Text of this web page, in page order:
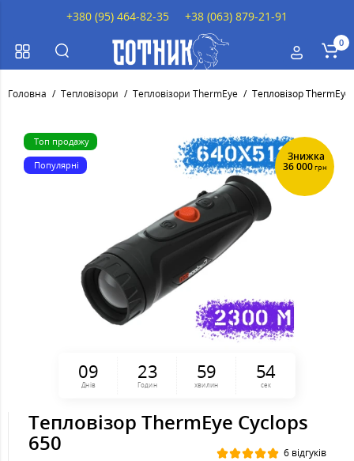
0
Головна Тепловізори Тепловізори ThermEye Тепловізор
Знижка
36 000грн
Топ продажу
Популярні
09
Днів
23
Годин
59
хвилин
53
сек
Тепловізор ThermEye Cyclops
650 6 відгуків
+380 (95) 464-82-35 +38 (063) 879-21-91